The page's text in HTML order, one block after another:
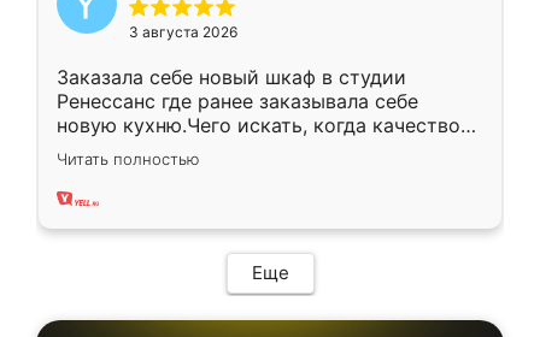
3 августа 2026
Заказала себе новый шкаф в студии
Ренессанс где ранее заказывала себе
новую кухню.Чего искать, когда качеством
вполне довольна. Служит кухня уже почти
два года, нареканий нет.
Читать полностью
Еще